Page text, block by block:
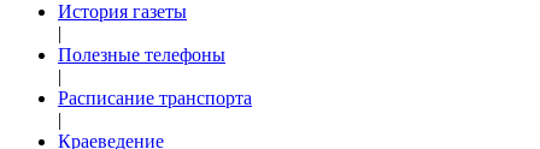
История газеты
|
Полезные телефоны
|
Расписание транспорта
|
Краеведение